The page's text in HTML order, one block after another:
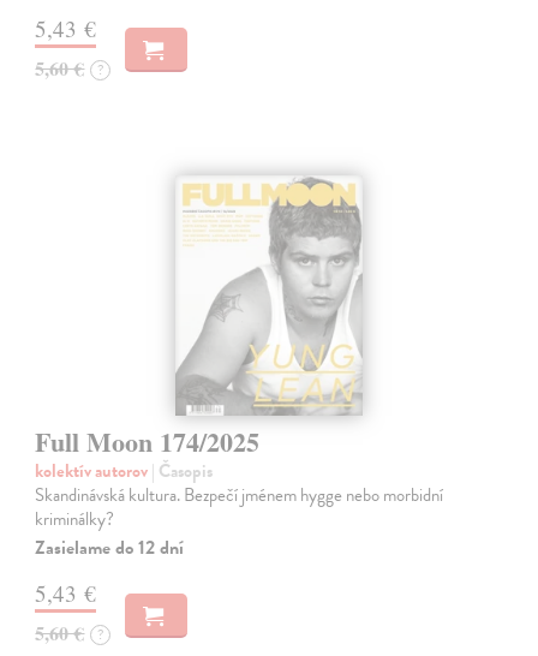
5,43 €
5,60 € ?
Full Moon 174/2025
kolektív autorov| Časopis
Skandinávská kultura. Bezpečí jménem hygge nebo morbidní
kriminálky?
Zasielame do 12 dní
5,43 €
5,60 € ?